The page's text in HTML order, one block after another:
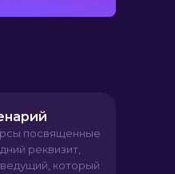
посвященные
реквизит,
который